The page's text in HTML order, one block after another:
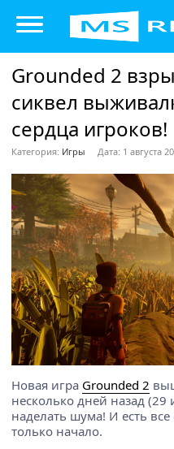
Grounded 2
сиквел
сердца игроков!
Категория: Игры Дата: 1 августа
Новая игра Grounded 2
несколько дней назад
наделать шума! И есть
только начало.